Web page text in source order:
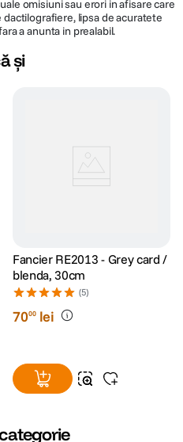
omisiuni sau erori in afisare care
lipsa de acuratete
a anunta in prealabil.
și
Fancier RE2013 - Grey card /
blenda, 30cm
(5)
7000 lei